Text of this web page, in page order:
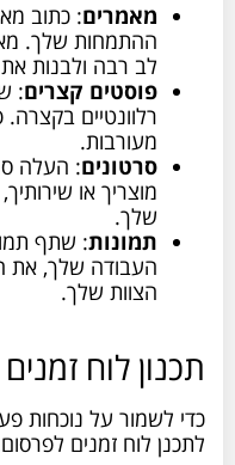
מאמרים: כתוב
ההתמחות שלך.
לב רבה ולבנות
פוסטים קצרים:
רלוונטיים
מעורבות.
סרטונים: העלה
מוצריך או
שלך.
תמונות: שתף
העבודה שלך, את
הצוות שלך.
תכנון לוח
כדי לשמור על נוכחות
לתכנן לוח זמנים